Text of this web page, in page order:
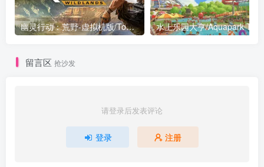
幽灵行动：荒野-虚拟机版/Tom Clancy’s Ghost Recon Wildlands HYPERVISOR 水上乐园大亨/Aquapark
留言区 抢沙发
请登录后发表评论
登录 注册